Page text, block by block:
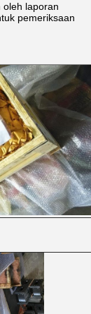
oleh laporan
pemeriksaan